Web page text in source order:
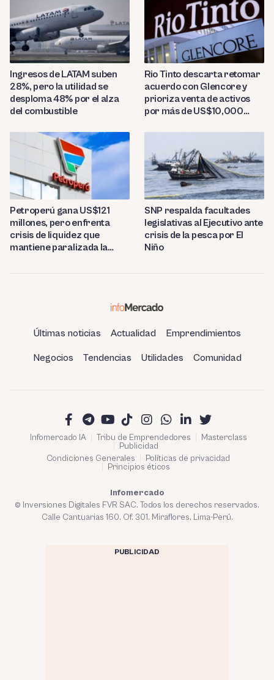
Ingresos de LATAM suben
28%, pero la utilidad se
desploma 48% por el alza
del combustible
Rio Tinto descarta retomar
acuerdo con Glencore y
prioriza venta de activos
por más de US$10,000
Petroperú gana US$121
millones, pero enfrenta
crisis de liquidez que
mantiene paralizada la
SNP respalda facultades
legislativas al Ejecutivo ante
crisis de la pesca por El
Niño
Últimas noticias Actualidad Emprendimientos
Negocios Tendencias Utilidades Comunidad
Infomercado IA Tribu de Emprendedores
Masterclass
Publicidad
Condiciones Generales
Políticas de privacidad
Principios éticos
Infomercado
© Inversiones Digitales FVR SAC. Todos los derechos reservados.
Calle Cantuarias 160. Of. 301. Miraflores, Lima-Perú.
PUBLICIDAD